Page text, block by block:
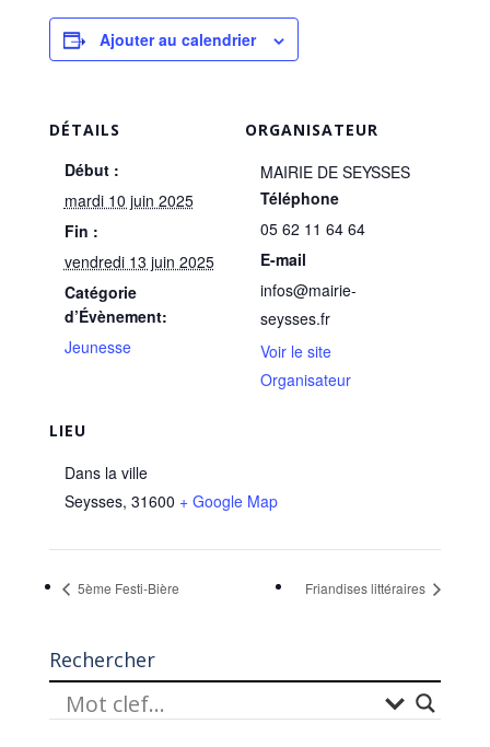
Ajouter au calendrier
DÉTAILS
Début :
mardi 10 juin 2025
Fin :
vendredi 13 juin 2025
Catégorie
d’Évènement:
Jeunesse
LIEU
Dans la ville
Seysses, 31600 + Google Map
ORGANISATEUR
MAIRIE DE SEYSSES
Téléphone
05 62 11 64 64
E-mail
infos@mairie-
seysses.fr
Voir le site
Organisateur
5ème Festi-Bière Friandises littéraires
Rechercher